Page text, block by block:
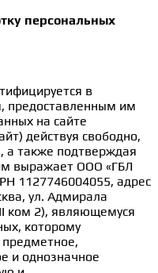
персональных
в
предоставленным им
на сайте
действуя свободно,
а также подтверждая
выражает ООО «ГБЛ
1127746004055, адрес
ул. Адмирала
ком 2), являющемуся
которому
и однозначное